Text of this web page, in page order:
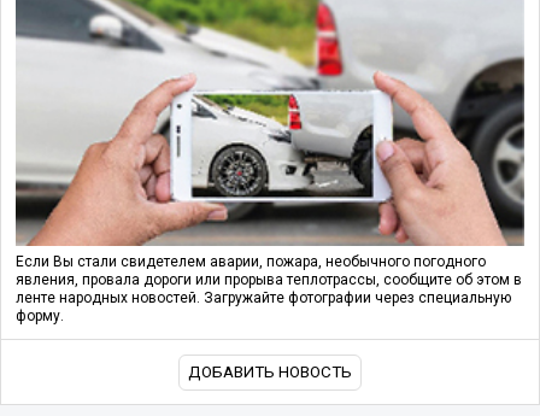
Если Вы стали свидетелем аварии, пожара, необычного погодного
явления, провала дороги или прорыва теплотрассы, сообщите об этом в
ленте народных новостей. Загружайте фотографии через специальную
форму.
ДОБАВИТЬ НОВОСТЬ